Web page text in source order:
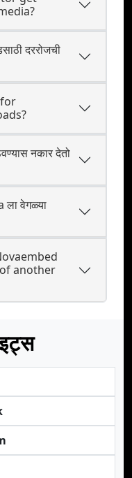
दररोजची
नकार देतो
वेगळ्या
another